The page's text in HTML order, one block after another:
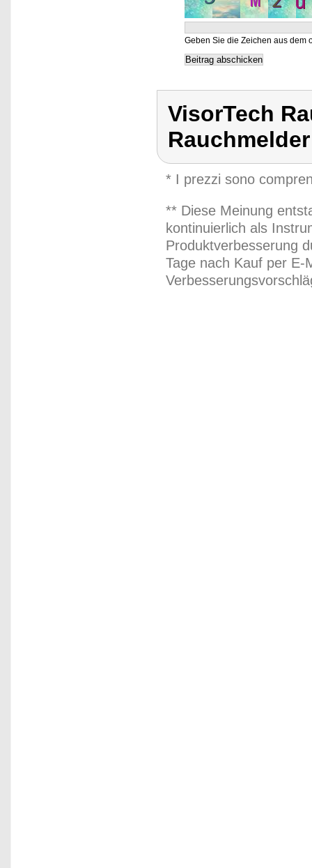
Geben Sie die Zeichen aus dem
VisorTech
Rauchmelder
* I prezzi sono
** Diese Meinung
kontinuierlich als
Produktverbesserung
Tage nach Kauf per E-